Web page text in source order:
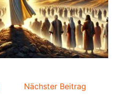
Nächster Beitrag